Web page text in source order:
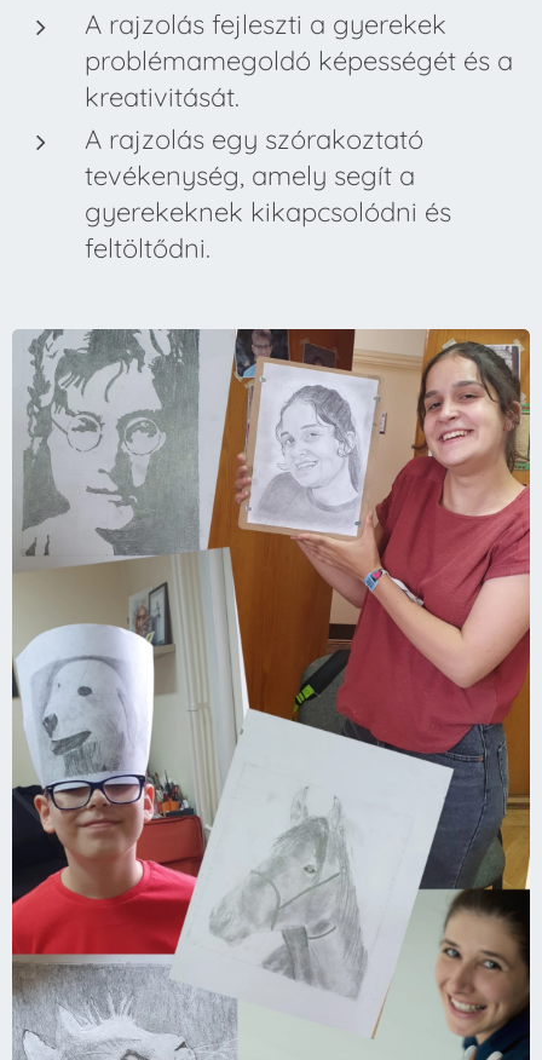
A rajzolás fejleszti a gyerekek
problémamegoldó képességét és a
kreativitását.
A rajzolás egy szórakoztató
tevékenység, amely segít a
gyerekeknek kikapcsolódni és
feltöltődni.